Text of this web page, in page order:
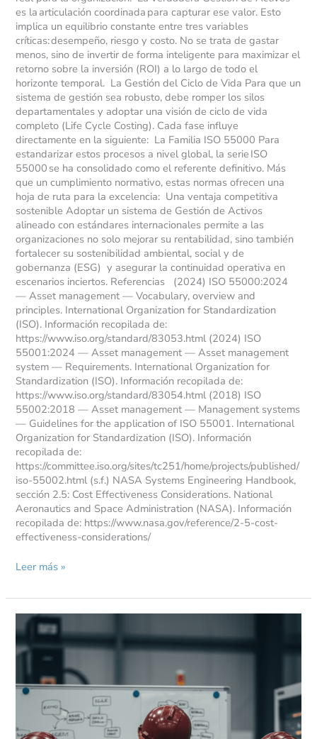
es la articulación coordinada para capturar ese valor. Esto
implica un equilibrio constante entre tres variables
críticas: desempeño, riesgo y costo. No se trata de gastar
menos, sino de invertir de forma inteligente para maximizar el
retorno sobre la inversión (ROI) a lo largo de todo el
horizonte temporal. La Gestión del Ciclo de Vida Para que un
sistema de gestión sea robusto, debe romper los silos
departamentales y adoptar una visión de ciclo de vida
completo (Life Cycle Costing). Cada fase influye
directamente en la siguiente: La Familia ISO 55000 Para
estandarizar estos procesos a nivel global, la serie ISO
55000 se ha consolidado como el referente definitivo. Más
que un cumplimiento normativo, estas normas ofrecen una
hoja de ruta para la excelencia: Una ventaja competitiva
sostenible Adoptar un sistema de Gestión de Activos
alineado con estándares internacionales permite a las
organizaciones no solo mejorar su rentabilidad, sino también
fortalecer su sostenibilidad ambiental, social y de
gobernanza (ESG) y asegurar la continuidad operativa en
escenarios inciertos. Referencias (2024) ISO 55000:2024
— Asset management — Vocabulary, overview and
principles. International Organization for Standardization
(ISO). Información recopilada de:
https://www.iso.org/standard/83053.html (2024) ISO
55001:2024 — Asset management — Asset management
system — Requirements. International Organization for
Standardization (ISO). Información recopilada de:
https://www.iso.org/standard/83054.html (2018) ISO
55002:2018 — Asset management — Management systems
— Guidelines for the application of ISO 55001. International
Organization for Standardization (ISO). Información
recopilada de:
https://committee.iso.org/sites/tc251/home/projects/published/
iso-55002.html (s.f.) NASA Systems Engineering Handbook,
sección 2.5: Cost Effectiveness Considerations. National
Aeronautics and Space Administration (NASA). Información
recopilada de: https://www.nasa.gov/reference/2-5-cost-
effectiveness-considerations/
Leer más »
camino
hacia
confiabilidad
operacional
través
de